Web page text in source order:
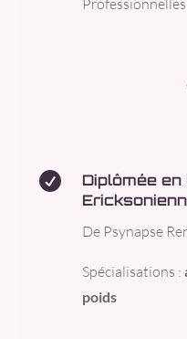

Diplômée
De Psynapse
Spécialisations :
poids